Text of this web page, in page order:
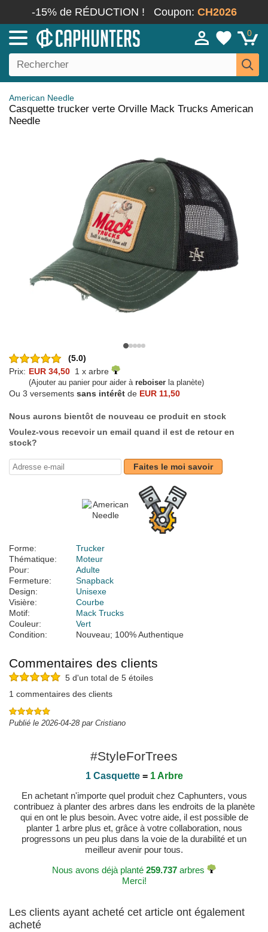
-15% de RÉDUCTION ! Coupon: CH2026
0
American Needle
Casquette trucker verte Orville Mack Trucks American
Needle
(5.0)
Prix: EUR 34,50 1 x arbre
(Ajouter au panier pour aider à reboiser la planète)
Ou 3 versements sans intérêt de EUR 11,50
Nous aurons bientôt de nouveau ce produit en stock
Voulez-vous recevoir un email quand il est de retour en
stock?
Faites le moi savoir
Forme:
Trucker
Thématique:
Moteur
Pour:
Adulte
Fermeture:
Snapback
Design:
Unisexe
Visière:
Courbe
Motif:
Mack Trucks
Couleur:
Vert
Condition:
Nouveau; 100% Authentique
Commentaires des clients
5 d'un total de 5 étoiles
1 commentaires des clients
Publié le 2026-04-28 par Cristiano
#StyleForTrees
1 Casquette= 1 Arbre
En achetant n'importe quel produit chez Caphunters, vous
contribuez à planter des arbres dans les endroits de la planète
qui en ont le plus besoin. Avec votre aide, il est possible de
planter 1 arbre plus et, grâce à votre collaboration, nous
progressons un peu plus dans la voie de la durabilité et un
meilleur avenir pour tous.
Nous avons déjà planté 259.737 arbres
Merci!
Les clients ayant acheté cet article ont également
acheté